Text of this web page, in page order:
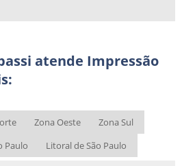
DE BARRAS
PERSONALIZADAS
atende Impressão
Zona Oeste
Zona Sul
Paulo Litoral de São Paulo